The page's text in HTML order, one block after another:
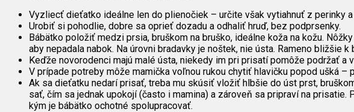
Vyzliecť dieťatko ideálne len do plienočiek – určite však vytiahnuť z perinky
Urobiť si pohodlie, dobre sa oprieť dozadu a odhaliť hruď, bez podprsenky.
Bábätko položiť medzi prsia, bruškom na bruško, ideálne koža na kožu.
aby nepadala nabok. Na úrovni bradavky je noštek, nie ústa. Rameno bližšie k
Keďže novorodenci majú malé ústa, niekedy im pri prisatí pomôže podržať a
V prípade potreby môže mamička voľnou rukou chytiť hlavičku popod ušká
Ak sa dieťatku nedarí prisať, treba mu skúsiť vložiť hlbšie do úst prst,
sať, čím sa jednak upokojí (často i mamina) a zároveň sa pripraví na
kým je bábätko ochotné spolupracovať.